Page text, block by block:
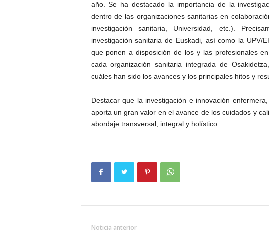
año. Se ha destacado la importancia de la
dentro de las organizaciones sanitarias en
investigación sanitaria, Universidad, etc.).
investigación sanitaria de Euskadi, así como la UPV/
que ponen a disposición de los y las profesionales
cada organización sanitaria integrada de
cuáles han sido los avances y los principales hitos y
Destacar que la investigación e innovación
aporta un gran valor en el avance de los cuidados y
abordaje transversal, integral y holístico.
Noticia anterior